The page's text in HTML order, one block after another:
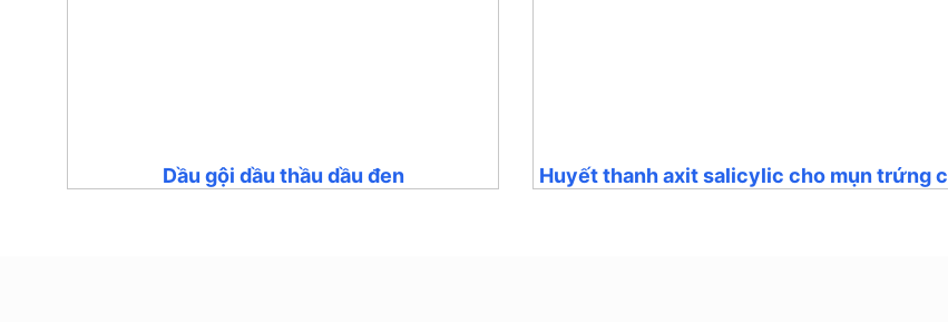
Dầu gội dầu thầu dầu đen Huyết thanh axit salicylic cho mụn trứng